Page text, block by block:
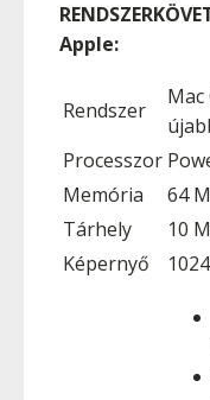
Apple:
Rendszer
Mac
Processzor
Memória
64
Tárhely
10
Képernyő